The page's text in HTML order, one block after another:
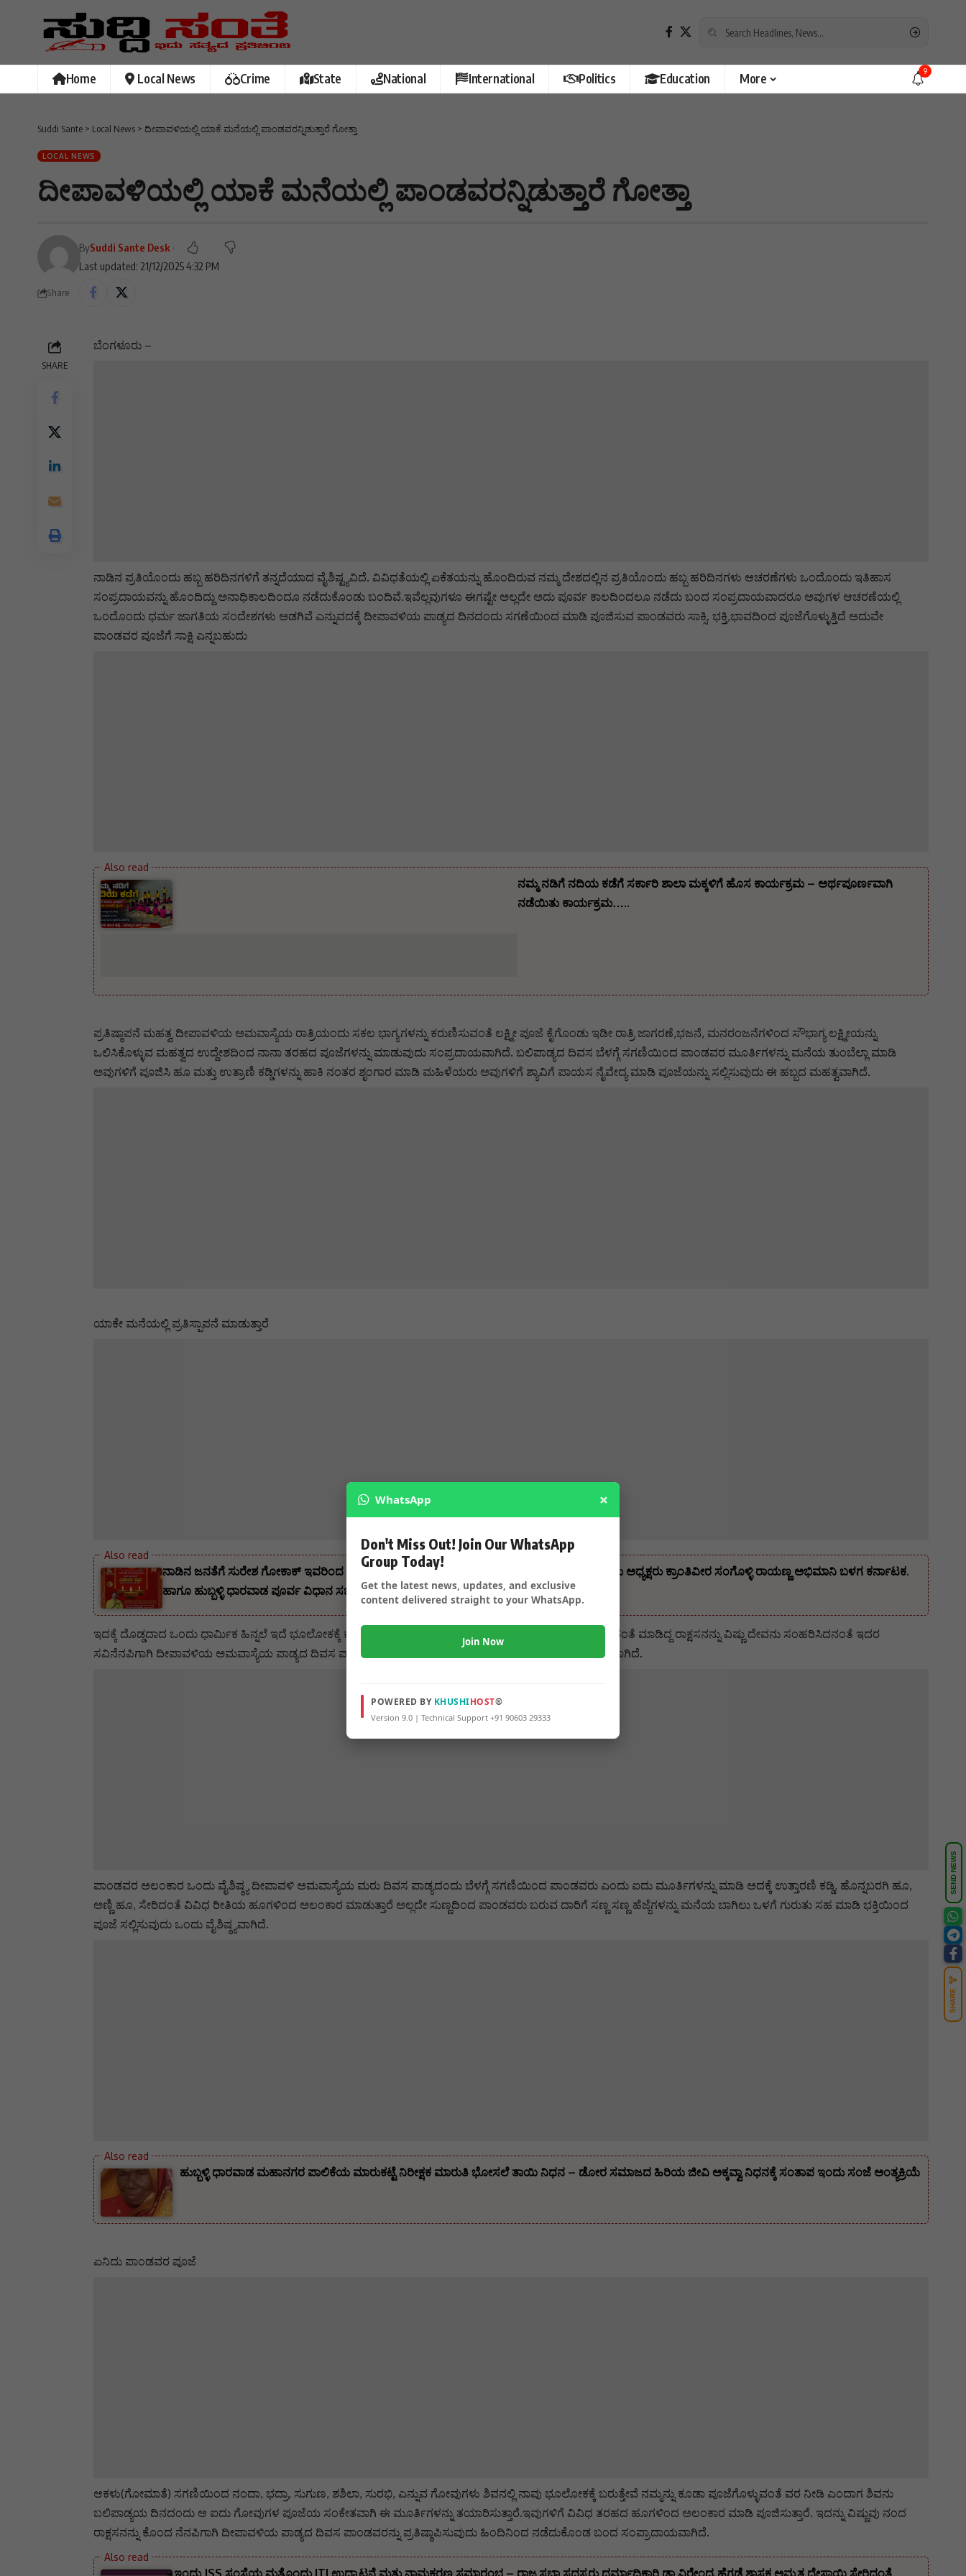
Home Local News Crime State National International Politics Education More 9
Suddi Sante > Local News > ದೀಪಾವಳಿಯಲ್ಲಿ ಯಾಕೆ ಮನೆಯಲ್ಲಿ ಪಾಂಡವರನ್ನಿಡುತ್ತಾರೆ ಗೋತ್ತಾ
LOCAL NEWS
ದೀಪಾವಳಿಯಲ್ಲಿ ಯಾಕೆ ಮನೆಯಲ್ಲಿ ಪಾಂಡವರನ್ನಿಡುತ್ತಾರೆ ಗೋತ್ತಾ
Last updated: 21/12/2025 4:32 PM
BySuddi Sante Desk
Share
SHARE
ಬೆಂಗಳೂರು –
ನಾಡಿನ ಪ್ರತಿಯೊಂದು ಹಬ್ಬ ಹರಿದಿನಗಳಿಗೆ ತನ್ನದೆಯಾದ ವೈಶಿಷ್ಟ್ಯವಿದೆ. ವಿವಿಧತೆಯಲ್ಲಿ ಏಕೆತಯನ್ನು ಹೊಂದಿರುವ ನಮ್ಮ ದೇಶದಲ್ಲಿನ ಪ್ರತಿಯೊಂದು ಹಬ್ಬ ಹರಿದಿನಗಳು ಆಚರಣೆಗಳು ಒಂದೊಂದು ಇತಿಹಾಸ
ಸಂಪ್ರದಾಯವನ್ನು ಹೊಂದಿದ್ದು ಅನಾಧಿಕಾಲದಿಂದೂ ನಡೆದುಕೊಂಡು ಬಂದಿವೆ.ಇವೆಲ್ಲವುಗಳೂ ಈಗಷ್ಟೇ ಅಲ್ಲದೇ ಅದು ಪೂರ್ವ ಕಾಲದಿಂದಲೂ ನಡೆದು ಬಂದ ಸಂಪ್ರದಾಯವಾದರೂ ಅವುಗಳ ಆಚರಣೆಯಲ್ಲಿ
ಒಂದೊಂದು ಧರ್ಮ ಜಾಗತಿಯ ಸಂದೇಶಗಳು ಅಡಗಿವೆ ಎನ್ನುವದಕ್ಕೆ ದೀಪಾವಳಿಯ ಪಾಡ್ಯದ ದಿನದಂದು ಸಗಣೆಯಿಂದ ಮಾಡಿ ಪೂಜಿಸುವ ಪಾಂಡವರು ಸಾಕ್ಸಿ. ಭಕ್ತಿ,ಭಾವದಿಂದ ಪೂಜೆಗೊಳ್ಳುತ್ತಿದೆ ಅದುವೇ
ಪಾಂಡವರ ಪೂಜೆಗೆ ಸಾಕ್ಷಿ ಎನ್ನಬಹುದು
ನಮ್ಮ ನಡಿಗೆ ನದಿಯ ಕಡೆಗೆ ಸರ್ಕಾರಿ ಶಾಲಾ ಮಕ್ಕಳಿಗೆ ಹೊಸ ಕಾರ್ಯಕ್ರಮ – ಅರ್ಥಪೂರ್ಣವಾಗಿ
ನಡೆಯಿತು ಕಾರ್ಯಕ್ರಮ…..
ಪ್ರತಿಷ್ಠಾಪನೆ ಮಹತ್ವ ದೀಪಾವಳಿಯ ಅಮವಾಸ್ಯೆಯ ರಾತ್ರಿಯಂದು ಸಕಲ ಭಾಗ್ಯಗಳನ್ನು ಕರುಣಿಸುವಂತೆ ಲಕ್ಷ್ಮೀ ಪೂಜೆ ಕೈಗೊಂಡು ಇಡೀ ರಾತ್ರಿ ಜಾಗರಣೆ,ಭಜನೆ, ಮನರಂಜನೆಗಳಿಂದ ಸೌಭಾಗ್ಯ ಲಕ್ಷ್ಮೀಯನ್ನು
ಒಲಿಸಿಕೊಳ್ಳುವ ಮಹತ್ವದ ಉದ್ದೇಶದಿಂದ ನಾನಾ ತರಹದ ಪೂಜೆಗಳನ್ನು ಮಾಡುವುದು ಸಂಪ್ರದಾಯವಾಗಿದೆ. ಬಲಿಪಾಡ್ಯದ ದಿವಸ ಬೆಳಗ್ಗೆ ಸಗಣಿಯಿಂದ ಪಾಂಡವರ ಮೂರ್ತಿಗಳನ್ನು ಮನೆಯ ತುಂಬೆಲ್ಲಾ ಮಾಡಿ
ಅವುಗಳಿಗೆ ಪೂಜಿಸಿ ಹೂ ಮತ್ತು ಉತ್ರಾಣಿ ಕಡ್ಡಿಗಳನ್ನು ಹಾಕಿ ನಂತರ ಶೃಂಗಾರ ಮಾಡಿ ಮಹಿಳೆಯರು ಅವುಗಳಿಗೆ ಶ್ಯಾವಿಗೆ ಪಾಯಸ ನೈವೇದ್ಯ ಮಾಡಿ ಪೂಜೆಯನ್ನು ಸಲ್ಲಿಸುವುದು ಈ ಹಬ್ಬದ ಮಹತ್ವವಾಗಿದೆ.
ಯಾಕೇ ಮನೆಯಲ್ಲಿ ಪ್ರತಿಸ್ಪಾಪನೆ ಮಾಡುತ್ತಾರೆ
ನಾಡಿನ ಜನತೆಗೆ ಸುರೇಶ ಗೋಕಾಕ್ ಇವರಿಂದ ದೀಪಾವಳಿ ಹಬ್ಬದ ಶುಭಾಶಯ ಗಳು ಸುರೇಶ ಗೋಕಾಕ್, ಸಂಸ್ಥಾಪಕರು ಅಧ್ಯಕ್ಷರು ಕ್ರಾಂತಿವೀರ ಸಂಗೊಳ್ಳಿ ರಾಯಣ್ಣ ಅಭಿಮಾನಿ ಬಳಗ ಕರ್ನಾಟಕ.
‌ಹಾಗೂ ಹುಬ್ಬಳ್ಳಿ ಧಾರವಾಡ ಪೂರ್ವ ವಿಧಾನ ಸಭಾ ಕ್ಷೇತ್ರ
ಇದಕ್ಕೆ ದೊಡ್ಡದಾದ ಒಂದು ಧಾರ್ಮಿಕ ಹಿನ್ನಲೆ ಇದೆ ಭೂಲೋಕಕ್ಕೆ ಕಂಟಕ ಪ್ರಾಯವಾಗಿದ್ದ ಜನತೆಯನ್ನು ಕಷ್ಟದ ಕಣ್ಣೀರಿನಲ್ಲಿ ಕೈತೊಳೆಯುವಂತೆ ಮಾಡಿದ್ದ ರಾಕ್ಷಸನನ್ನು ವಿಷ್ಣು ದೇವನು ಸಂಹರಿಸಿದನಂತೆ ಇದರ
ಸವಿನೆನಪಿಗಾಗಿ ದೀಪಾವಳಿಯ ಅಮವಾಸ್ಯೆಯ ಪಾಡ್ಯದ ದಿವಸ ಪಾಂಡವರ ಮೂರ್ತಿಯನ್ನು ಮಾಡಿ ಪೂಜಿಸುವುದು ಧಾರ್ಮಿಕ ಹಿನ್ನಲೆಯಾಗಿದೆ.
ಪಾಂಡವರ ಅಲಂಕಾರ ಒಂದು ವೈಶಿಷ್ಠ್ಯ ದೀಪಾವಳಿ ಅಮವಾಸ್ಯೆಯ ಮರು ದಿವಸ ಪಾಡ್ಯದಂದು ಬೆಳಗ್ಗೆ ಸಗಣಿಯಿಂದ ಪಾಂಡವರು ಎಂದು ಐದು ಮೂರ್ತಿಗಳನ್ನು ಮಾಡಿ ಅದಕ್ಕೆ ಉತ್ತಾರಣಿ ಕಡ್ಡಿ, ಹೊನ್ನಬರಗಿ ಹೂ,
ಅಣ್ಣಿ ಹೂ, ಸೇರಿದಂತೆ ವಿವಿಧ ರೀತಿಯ ಹೂಗಳಿಂದ ಅಲಂಕಾರ ಮಾಡುತ್ತಾರೆ ಅಲ್ಲದೇ ಸುಣ್ಣದಿಂದ ಪಾಂಡವರು ಬರುವ ದಾರಿಗೆ ಸಣ್ಣ ಸಣ್ಣ ಹೆಜ್ಜೆಗಳನ್ನು ಮನೆಯ ಬಾಗಿಲು ಒಳಗೆ ಗುರುತು ಸಹ ಮಾಡಿ ಭಕ್ತಿಯಿಂದ
ಪೂಜೆ ಸಲ್ಲಿಸುವುದು ಒಂದು ವೈಶಿಷ್ಠ್ಯವಾಗಿದೆ.
ಹುಬ್ಬಳ್ಳಿ ಧಾರವಾಡ ಮಹಾನಗರ ಪಾಲಿಕೆಯ ಮಾರುಕಟ್ಟೆ ನಿರೀಕ್ಷಕ ಮಾರುತಿ ಭೋಸಲೆ ತಾಯಿ ನಿಧನ – ಡೋರ ಸಮಾಜದ ಹಿರಿಯ ಜೀವಿ ಅಕ್ಕವ್ವಾ ನಿಧನಕ್ಕೆ ಸಂತಾಪ ಇಂದು ಸಂಜೆ ಅಂತ್ಯಕ್ರಿಯೆ
ಏನಿದು ಪಾಂಡವರ ಪೂಜೆ
ಆಕಳು(ಗೋಮಾತೆ) ಸಗಣಿಯಿಂದ ನಂದಾ, ಭದ್ರಾ, ಸುಗುಣ, ಶಶಿಲಾ, ಸುರಭಿ, ಎನ್ನುವ ಗೋವುಗಳು ಶಿವನಲ್ಲಿ ನಾವು ಭೂಲೋಕಕ್ಕೆ ಬರುತ್ತೇವೆ ನಮ್ಮನ್ನು ಕೂಡಾ ಪೂಜೆಗೊಳ್ಳುವಂತೆ ವರ ನೀಡಿ ಎಂದಾಗ ಶಿವನು
ಬಲಿಪಾಡ್ಯಯ ದಿನದಂದು ಆ ಐದು ಗೋವುಗಳ ಪೂಜೆಯ ಸಂಕೇತವಾಗಿ ಈ ಮೂರ್ತಿಗಳನ್ನು ತಯಾರಿಸುತ್ತಾರೆ.ಇವುಗಳಿಗೆ ವಿವಿಧ ತರಹದ ಹೂಗಳಿಂದ ಅಲಂಕಾರ ಮಾಡಿ ಪೂಜಿಸುತ್ತಾರೆ. ಇದನ್ನು ವಿಷ್ಣುವು ನಂದ
ರಾಕ್ಷಸನನ್ನು ಕೊಂದ ನೆನಪಿಗಾಗಿ ದೀಪಾವಳಿಯ ಪಾಡ್ಯದ ದಿವಸ ಪಾಂಡವರನ್ನು ಪ್ರತಿಷ್ಠಾಪಿಸುವುದು ಹಿಂದಿನಿಂದ ನಡೆದುಕೊಂಡ ಬಂದ ಸಂಪ್ರಾದಾಯವಾಗಿದೆ.
ಇಂದು JSS ಸಂಸ್ಥೆಯ ಮತ್ತೊಂದು ITI ಉದ್ಘಾಟನೆ ಮತ್ತು ನಾಮಕರಣ ಸಮಾರಂಭ – ರಾಜ್ಯಸಭಾ ಸದಸ್ಯರು ಧರ್ಮಾಧಿಕಾರಿ ಡಾ ವಿರೇಂದ್ರ ಹೆಗ್ಗಡೆ,ಶಾಸಕ ಅಮೃತ ದೇಸಾಯಿ ಸೇರಿದಂತೆ
SEND NEWS
SHARE
WhatsApp ×
Don't Miss Out! Join Our WhatsApp
Group Today!
Get the latest news, updates, and exclusive
content delivered straight to your WhatsApp.
Join Now
POWERED BY KHUSHIHOST®
Version 9.0 | Technical Support +91 90603 29333